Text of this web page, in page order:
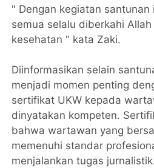
" Dengan kegiatan santunan
semua selalu diberkahi
kesehatan " kata Zaki.
Diinformasikan selain
menjadi momen penting
sertifikat UKW kepada
dinyatakan kompeten.
bahwa wartawan yang
memenuhi standar
menjalankan tugas